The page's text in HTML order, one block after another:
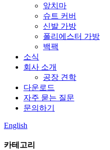
앞치마
슈트 커버
신발 가방
폴리에스터 가방
백팩
소식
회사 소개
공장 견학
다운로드
자주 묻는 질문
문의하기
English
카테고리